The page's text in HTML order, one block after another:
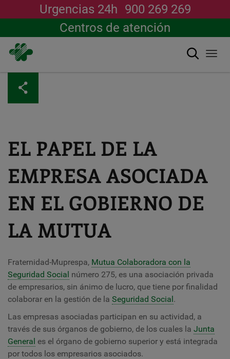
contenido
principal
Urgencias 24h 900 269 269
Centros de atención
Buscar
EL PAPEL DE LA
EMPRESA ASOCIADA
EN EL GOBIERNO DE
LA MUTUA
Fraternidad-Muprespa, Mutua Colaboradora con la
Seguridad Social número 275, es una asociación privada
de empresarios, sin ánimo de lucro, que tiene por finalidad
colaborar en la gestión de la Seguridad Social.
Las empresas asociadas participan en su actividad, a
través de sus órganos de gobierno, de los cuales la Junta
General es el órgano de gobierno superior y está integrada
por todos los empresarios asociados.